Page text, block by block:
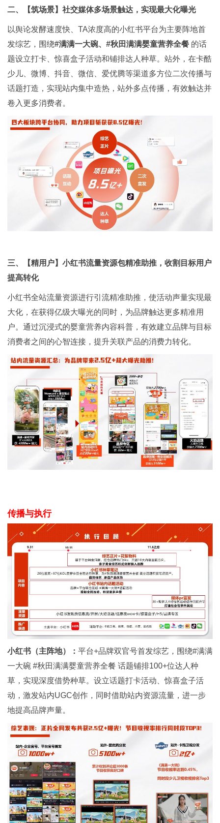
二、【筑场景】社交媒体多场景触达 ，实现最大化曝光
以舆论发酵速度快、TA浓度高的小红书平台为主要阵地首
发综艺，围绕#满满一大碗、#秋田满满婴童营养全餐 的话
题设立打卡、惊喜盒子活动和铺排达人种草。站外，在卡酷
少儿、微博、抖音、微信、爱优腾等渠道多方位二次传播与
话题打造，实现站内集中造热，站外多点传播，有效触达并
卷入更多消费者。
三、【精用户】小红书流量资源包精准助推，收割目标用户
提高转化
小红书全站流量资源进行引流精准助推，使活动声量实现最
大化，在获得亿级大曝光的同时，为品牌触达更多精准用
户。通过沉浸式的婴童营养内容科普，有效建立品牌与目标
消费者之间的心智连接，提升关联产品的消费力转化。
传播与执行
小红书（主阵地）： 平台+品牌双官号首发综艺，围绕#满满
一大碗 #秋田满满婴童营养全餐 话题铺排100+位达人种
草，实现深度借势种草。设立话题打卡活动、惊喜盒子活
动，激发站内UGC创作，同时借助站内资源流量，进一步
地提高品牌声量。